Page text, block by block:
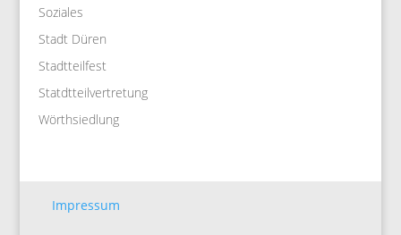
Soziales
Stadt Düren
Stadtteilfest
Statdtteilvertretung
Wörthsiedlung
Impressum